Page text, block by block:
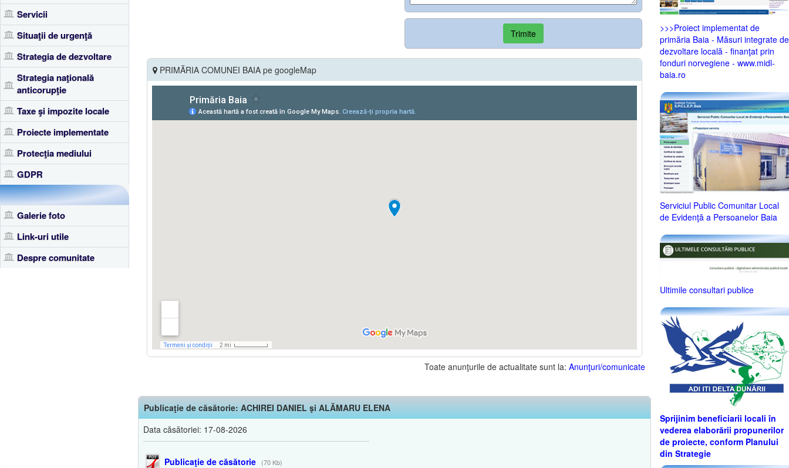
Servicii
Situaţii de urgenţă
Strategia de dezvoltare
Strategia naţională
anticorupţie
Taxe şi impozite locale
Proiecte implementate
Protecţia mediului
GDPR
Galerie foto
Link-uri utile
Despre comunitate
Trimite
PRIMĂRIA COMUNEI BAIA pe googleMap
Toate anunţurile de actualitate sunt la: Anunţuri/comunicate
Publicaţie de căsătorie: ACHIREI DANIEL şi ALĂMARU ELENA
Data căsătoriei: 17-08-2026
Publicaţie de căsătorie (70 Kb)
>>>Proiect implementat de
primăria Baia - Măsuri integrate de
dezvoltare locală - finanţat prin
fonduri norvegiene - www.midl-
baia.ro
Serviciul Public Comunitar Local
de Evidenţă a Persoanelor Baia
Ultimile consultari publice
Sprijinim beneficiarii locali în
vederea elaborării propunerilor
de proiecte, conform Planului
din Strategie